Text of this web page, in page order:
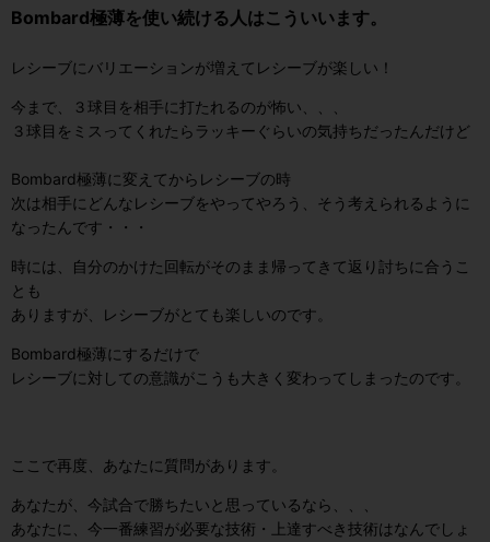
Bombard極薄を使い続ける人はこういいます。
レシーブにバリエーションが増えてレシーブが楽しい！
今まで、３球目を相手に打たれるのが怖い、、、
３球目をミスってくれたらラッキーぐらいの気持ちだったんだけど
Bombard極薄に変えてからレシーブの時
次は相手にどんなレシーブをやってやろう、 そう考えられるように
なったんです・・・
時には、自分のかけた回転がそのまま帰ってきて返り討ちに合うこ
とも
ありますが、レシーブがとても楽しいのです。
Bombard極薄にするだけで
レシーブに対しての意識がこうも大きく変わってしまったのです。
ここで再度、あなたに質問があります。
あなたが、今試合で勝ちたいと思っているなら、、、
あなたに、今一番練習が必要な技術・上達すべき技術はなんでしょ